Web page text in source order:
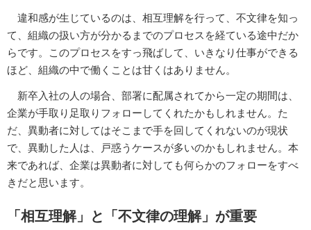
違和感が生じているのは、相互理解を行って、不文律を知っ
て、組織の扱い方が分かるまでのプロセスを経ている途中だか
らです。このプロセスをすっ飛ばして、いきなり仕事ができる
ほど、組織の中で働くことは甘くはありません。
新卒入社の人の場合、部署に配属されてから一定の期間は、
企業が手取り足取りフォローしてくれたかもしれません。た
だ、異動者に対してはそこまで手を回してくれないのが現状
で、異動した人は、戸惑うケースが多いのかもしれません。本
来であれば、企業は異動者に対しても何らかのフォローをすべ
きだと思います。
「相互理解」と「不文律の理解」が重要